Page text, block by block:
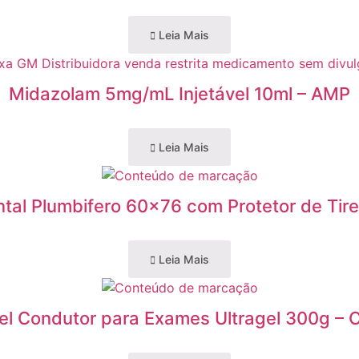
Leia Mais
Midazolam 5mg/mL Injetável 10ml – AMP
Leia Mais
Plumbifero 60×76 com Protetor de
Leia Mais
Condutor para Exames Ultragel 300g –